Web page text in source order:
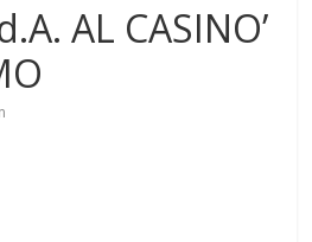
AL CASINO’